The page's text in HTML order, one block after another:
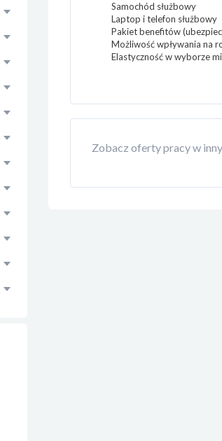
Samochód służbowy
Laptop i telefon służbowy
Pakiet benefitów
Możliwość wpływania na
Elastyczność w wyborze
Zobacz oferty pracy w